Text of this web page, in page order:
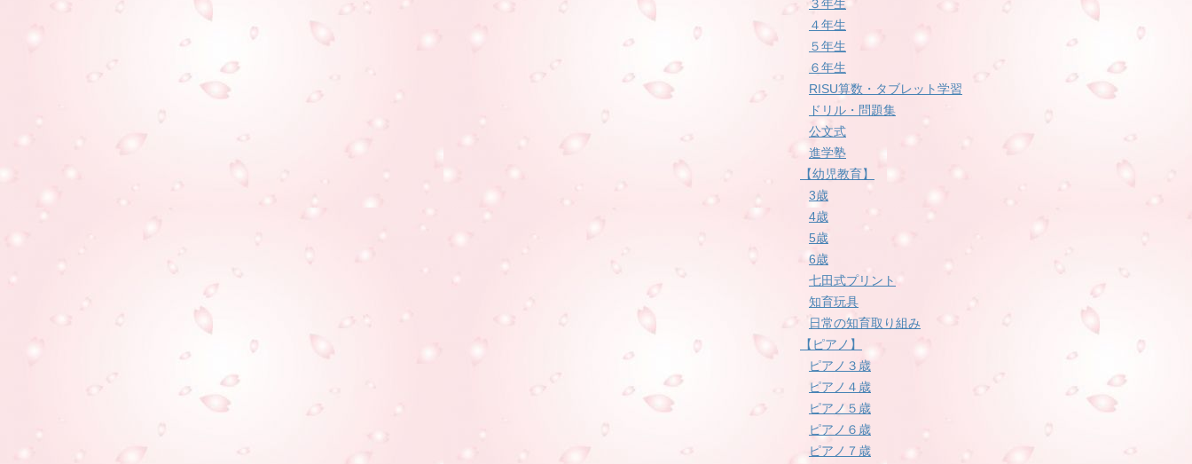
３年生
４年生
５年生
６年生
RISU算数・タブレット学習
ドリル・問題集
公文式
進学塾
【幼児教育】
3歳
4歳
5歳
6歳
七田式プリント
知育玩具
日常の知育取り組み
【ピアノ】
ピアノ３歳
ピアノ４歳
ピアノ５歳
ピアノ６歳
ピアノ７歳